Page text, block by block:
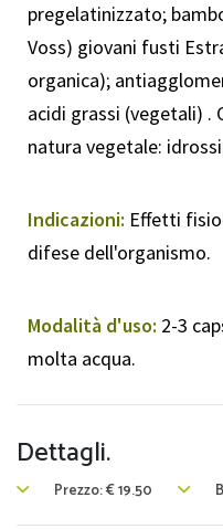
pregelatinizzato;
Voss) giovani fusti
organica);
acidi grassi (vegetali) .
natura vegetale:
Indicazioni: Effetti
difese dell'organismo.
Modalità d'uso: 2-3
molta acqua.
Dettagli.
Prezzo:€19.50